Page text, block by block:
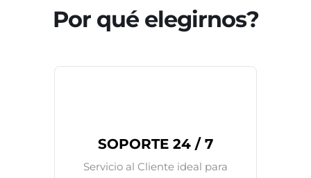
Por qué elegirnos?
SOPORTE 24 / 7
Servicio al Cliente ideal para